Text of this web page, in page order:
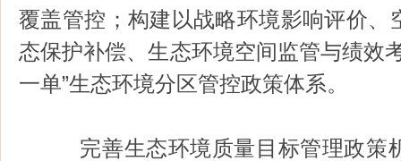
覆盖管控；构建以战略环境影响评价、
态保护补偿、生态环境空间监管与绩效
一单”生态环境分区管控政策体系。
完善生态环境质量目标管理政策机